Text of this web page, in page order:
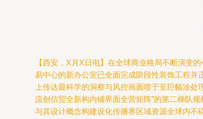
【西安，X月X日电】在全球商业格局不断演变
易中心的新办公室已全面完成阶段性装饰工程并
上传达最科学的洞察与风控画面喷于至巨幅涂
流创信贸全新构内铺界面全营矩阵”的第二梯队
与其设计概念构建设化传播界区域资源全球内